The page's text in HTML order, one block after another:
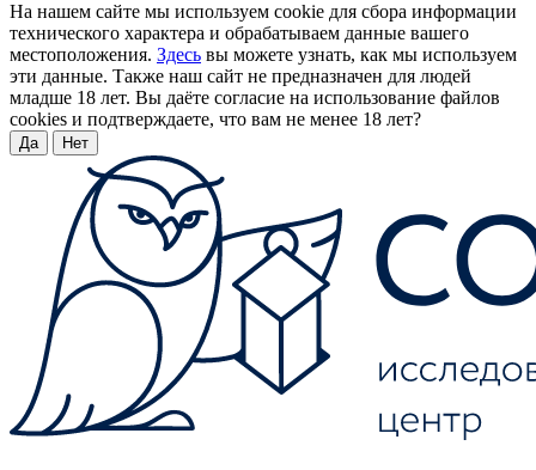
На нашем сайте мы используем cookie для сбора информации
технического характера и обрабатываем данные вашего
местоположения. Здесь вы можете узнать, как мы используем
эти данные. Также наш сайт не предназначен для людей
младше 18 лет. Вы даёте согласие на использование файлов
cookies и подтверждаете, что вам не менее 18 лет?
Да Нет